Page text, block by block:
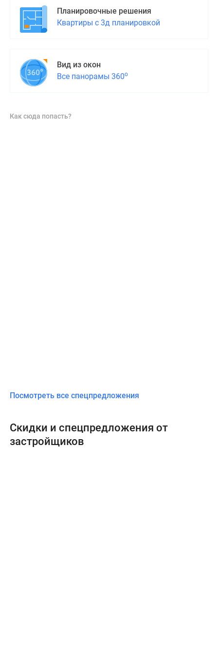
Планировочные решения
Квартиры с 3д планировкой
Вид из окон
Все панорамы 360о
Как сюда попасть?
Посмотреть все спецпредложения
Скидки и спецпредложения от
застройщиков